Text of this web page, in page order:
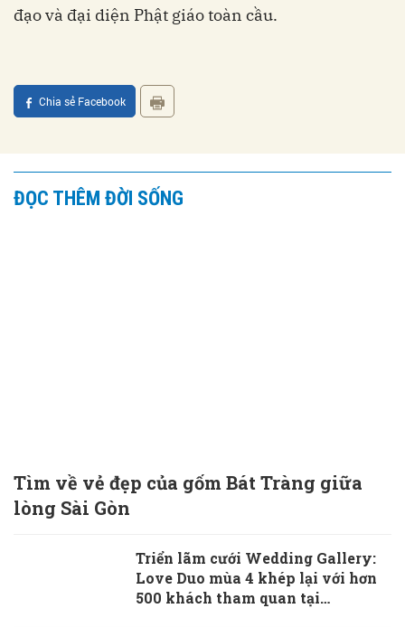
đạo và đại diện Phật giáo toàn cầu.
Chia sẻ Facebook
ĐỌC THÊM ĐỜI SỐNG
Tìm về vẻ đẹp của gốm Bát Tràng giữa
lòng Sài Gòn
Triển lãm cưới Wedding Gallery:
Love Duo mùa 4 khép lại với hơn
500 khách tham quan tại